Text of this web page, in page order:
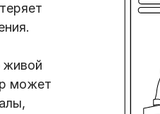
живой
может